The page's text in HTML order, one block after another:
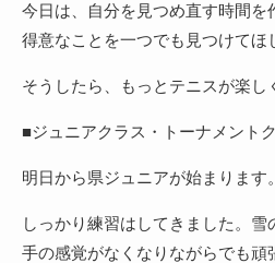
今日は、自分を見つめ直す時間を
得意なことを一つでも見つけてほ
そうしたら、もっとテニスが楽し
■ジュニアクラス・トーナメント
明日から県ジュニアが始まります。
しっかり練習はしてきました。雪
手の感覚がなくなりながらでも頑